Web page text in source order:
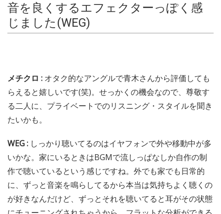
音を良くするエフェクターっぽく感
じました(WEG)
メチクロ : オタク的なアングルで青木さんから評価しても
らえると嬉しいです(笑)。せっかくの機会なので、尊敬す
る二人に、プライベートでのリスニング・スタイルを聞き
たいかも。
WEG : しっかり聴いてるのはイヤフォンで外や移動中が多
いかな。家にいるときはBGMで流しっぱなしか自作の制
作で聴いているという感じですね。外でも家でも日常的
に、ずっと音楽を鳴らしてるから本当は気持ちよく聴くの
が好きなんだけど、ずっとそれを聴いてると耳がその状態